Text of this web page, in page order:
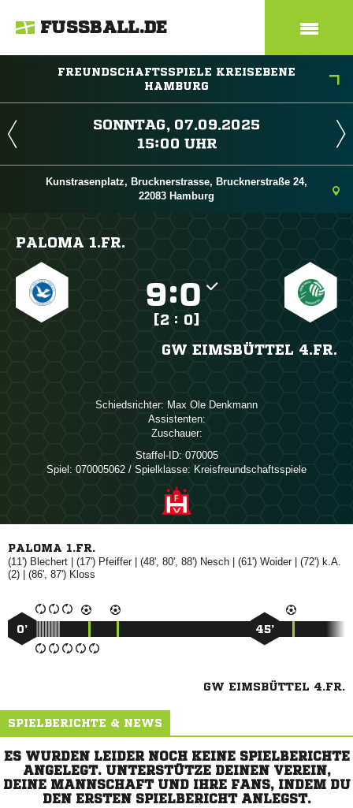
FUSSBALL.DE
FREUNDSCHAFTSSPIELE KREISEBENE
HAMBURG
 
 
Kunstrasenplatz, Brucknerstrasse, Brucknerstraße 24,
22083 Hamburg
PALOMA 1.FR.
:
[2 : 0]
GW EIMSBÜTTEL 4.FR.
Schiedsrichter:   
Assistenten:
Zuschauer:
Staffel-ID: 070005
Spiel: 070005062 / Spielklasse: Kreisfreundschaftsspiele
PALOMA 1.FR.
(11')  | (17') | (48', 80', 88')  | (61') | (72') k.A.
(2) | (86', 87') 
0’ 45’
GW EIMSBÜTTEL 4.FR.
SPIELBERICHTE & NEWS
ES WURDEN LEIDER NOCH KEINE SPIELBERICHTE
ANGELEGT. UNTERSTÜTZE DEINEN VEREIN,
DEINE MANNSCHAFT UND IHRE FANS, INDEM DU
DEN ERSTEN SPIELBERICHT ANLEGST.